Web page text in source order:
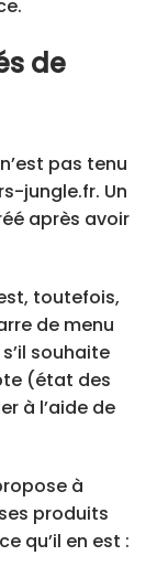
de
pas tenu
jungle.fr. Un
après avoir
toutefois,
de menu
souhaite
(état des
à l’aide de
à
produits
qu’il en est :